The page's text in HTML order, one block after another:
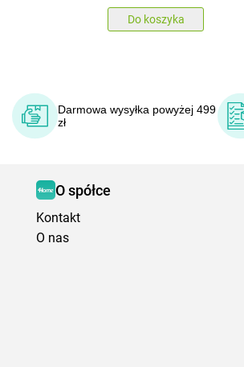
Do koszyka
Darmowa wysyłka powyżej 499
zł
O spółce
Kontakt
O nas